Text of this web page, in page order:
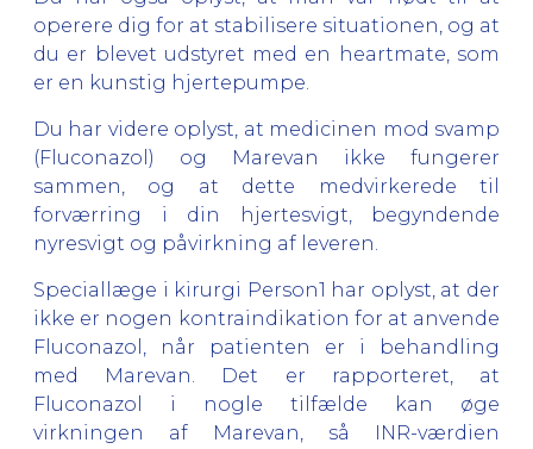
operere dig for at stabilisere situationen, og at
du er blevet udstyret med en heartmate, som
er en kunstig hjertepumpe.
Du har videre oplyst, at medicinen mod svamp
(Fluconazol) og Marevan ikke fungerer
sammen, og at dette medvirkerede til
forværring i din hjertesvigt, begyndende
nyresvigt og påvirkning af leveren.
Speciallæge i kirurgi Person1 har oplyst, at der
ikke er nogen kontraindikation for at anvende
Fluconazol, når patienten er i behandling
med Marevan. Det er rapporteret, at
Fluconazol i nogle tilfælde kan øge
virkningen af Marevan, så INR-værdien